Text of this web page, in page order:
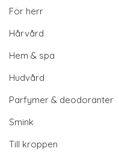
För herr
Hårvård
Hem & spa
Hudvård
Parfymer & deodoranter
Smink
Till kroppen